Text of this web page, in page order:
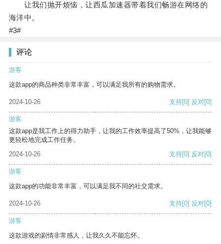
让我们抛开烦恼，让西瓜加速器带着我们畅游在网络的
海洋中。
#3#
评论
游客
这款app的商品种类非常丰富，可以满足我所有的购物需求。
2024-10-26 支持[0] 反对[0]
游客
这款app是我工作上的得力助手，让我的工作效率提高了50%，让我能够
更轻松地完成工作任务。
2024-10-26
支持[0] 反对[0]
游客
这款app的功能非常丰富，可以满足我不同的社交需求。
2024-10-26 支持[0] 反对[0]
游客
这款游戏的剧情非常感人，让我久久不能忘怀。